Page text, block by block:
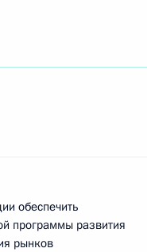
обеспечить
программы развития
рынков